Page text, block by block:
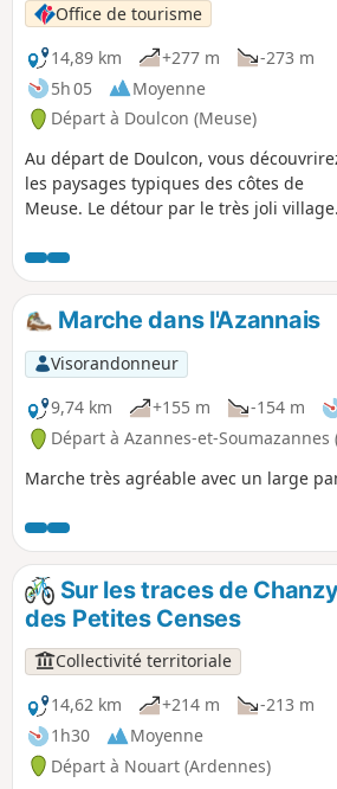
Office de tourisme
14,89 km
+277 m
-273 m
5h 05
Moyenne
Départ à Doulcon (Meuse)
Au départ de Doulcon, vous
les paysages typiques des côtes de
Meuse. Le détour par le très joli village
belles surprises architecturales ! Vous
rejoindrez ensuite le village de Sassey-
sur-Meuse par la côte avant de
rejoindre Dun-sur-Meuse puis Doulcon
par le halage le long de la Meuse
navigable. Passant par 4 communes :
Dun-sur-Meuse, Doulcon, Mont-
Sassey, Sassey-sur-Meuse, vous avez la
possibilité de partir au départ de l'une
d'entre elles. Vous avez aussi la
pour la raccourcir ou d'éviter la forêt en
période de chasse.
Marche dans l'Azannais
Visorandonneur
9,74 km
+155 m -154 m
Départ à Azannes-et-Soumazannes
Marche très agréable avec un large
Sur les traces de
des Petites Censes
Collectivité territoriale
14,62 km
+214 m
-213 m
1h30
Moyenne
Départ à Nouart (Ardennes)